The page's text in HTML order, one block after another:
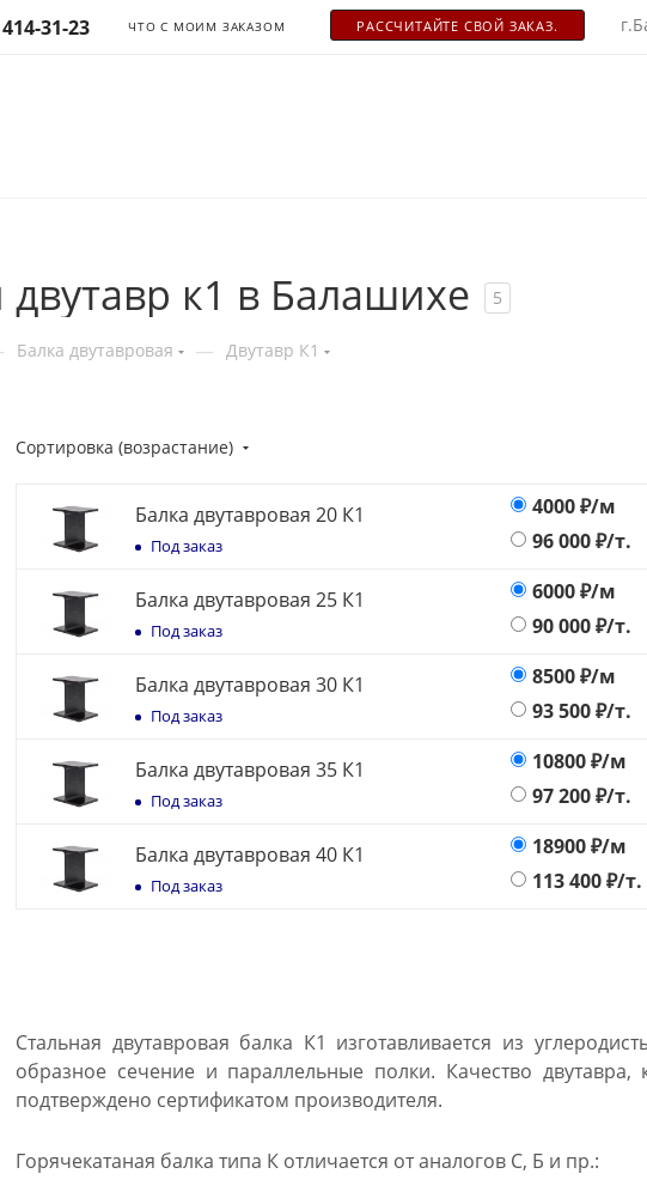
31-23 ЧТО С МОИМ ЗАКАЗОМ РАСCЧИТАЙТЕ СВОЙ ЗАКАЗ.
двутавр к1 в Балашихе 5
Балка двутавровая — Двутавр К1
Сортировка (возрастание)
Балка двутавровая 20 К1
Под заказ
4000₽/м
96 000₽/т.
Балка двутавровая 25 К1
Под заказ
6000₽/м
90 000₽/т.
Балка двутавровая 30 К1
Под заказ
8500₽/м
93 500₽/т.
Балка двутавровая 35 К1
Под заказ
10800₽/м
97 200₽/т.
Балка двутавровая 40 К1
Под заказ
18900₽/м
113 400₽/т.
Стальная двутавровая балка К1 изготавливается из
образное сечение и параллельные полки. Качество
подтверждено сертификатом производителя.
Горячекатаная балка типа К отличается от аналогов С, Б и пр.: